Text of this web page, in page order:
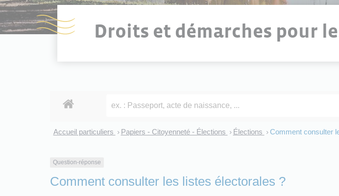
Droits et démarches pour
Accueil particuliers > Papiers - Citoyenneté - Élections > Élections > Comment consulter
Question-réponse
Comment consulter les listes électorales ?